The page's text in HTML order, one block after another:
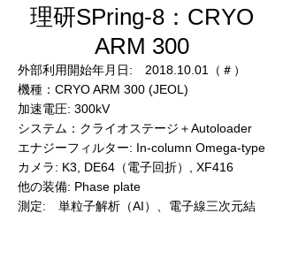
理研SPring-8：CRYO
ARM 300
外部利用開始年月日: 2018.10.01
（＃）
機種：CRYO ARM 300 (JEOL)
加速電圧: 300kV
システム：クライオステージ＋Autoloader
エナジーフィルター: In-column Omega-type
カメラ: K3, DE64（電子回折）, XF416
他の装備: Phase plate
測定: 単粒子解析（AI）、電子線三次元結